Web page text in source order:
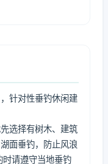
针对性垂钓休闲建
选择有树木、建筑
面垂钓，防止风浪
请遵守当地垂钓